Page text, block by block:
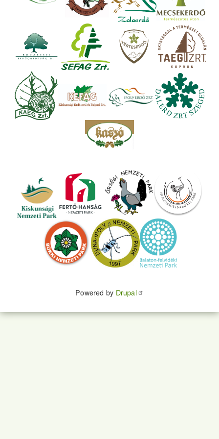
Powered by Drupal